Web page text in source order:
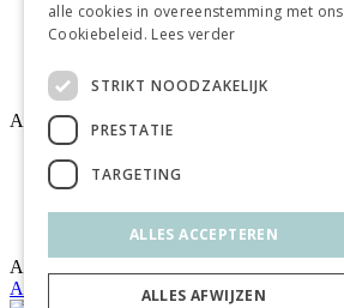
Wonen
Slapen
Gordijnen
Algemeen
Vacatures
Wooninspiratie
Afwijkende openingstijden
Afwijkende openingstijden
alle cookies in overeenstemming met ons
Cookiebeleid. Lees verder
STRIKT NOODZAKELIJK
PRESTATIE
TARGETING
ALLES ACCEPTEREN
ALLES AFWIJZEN